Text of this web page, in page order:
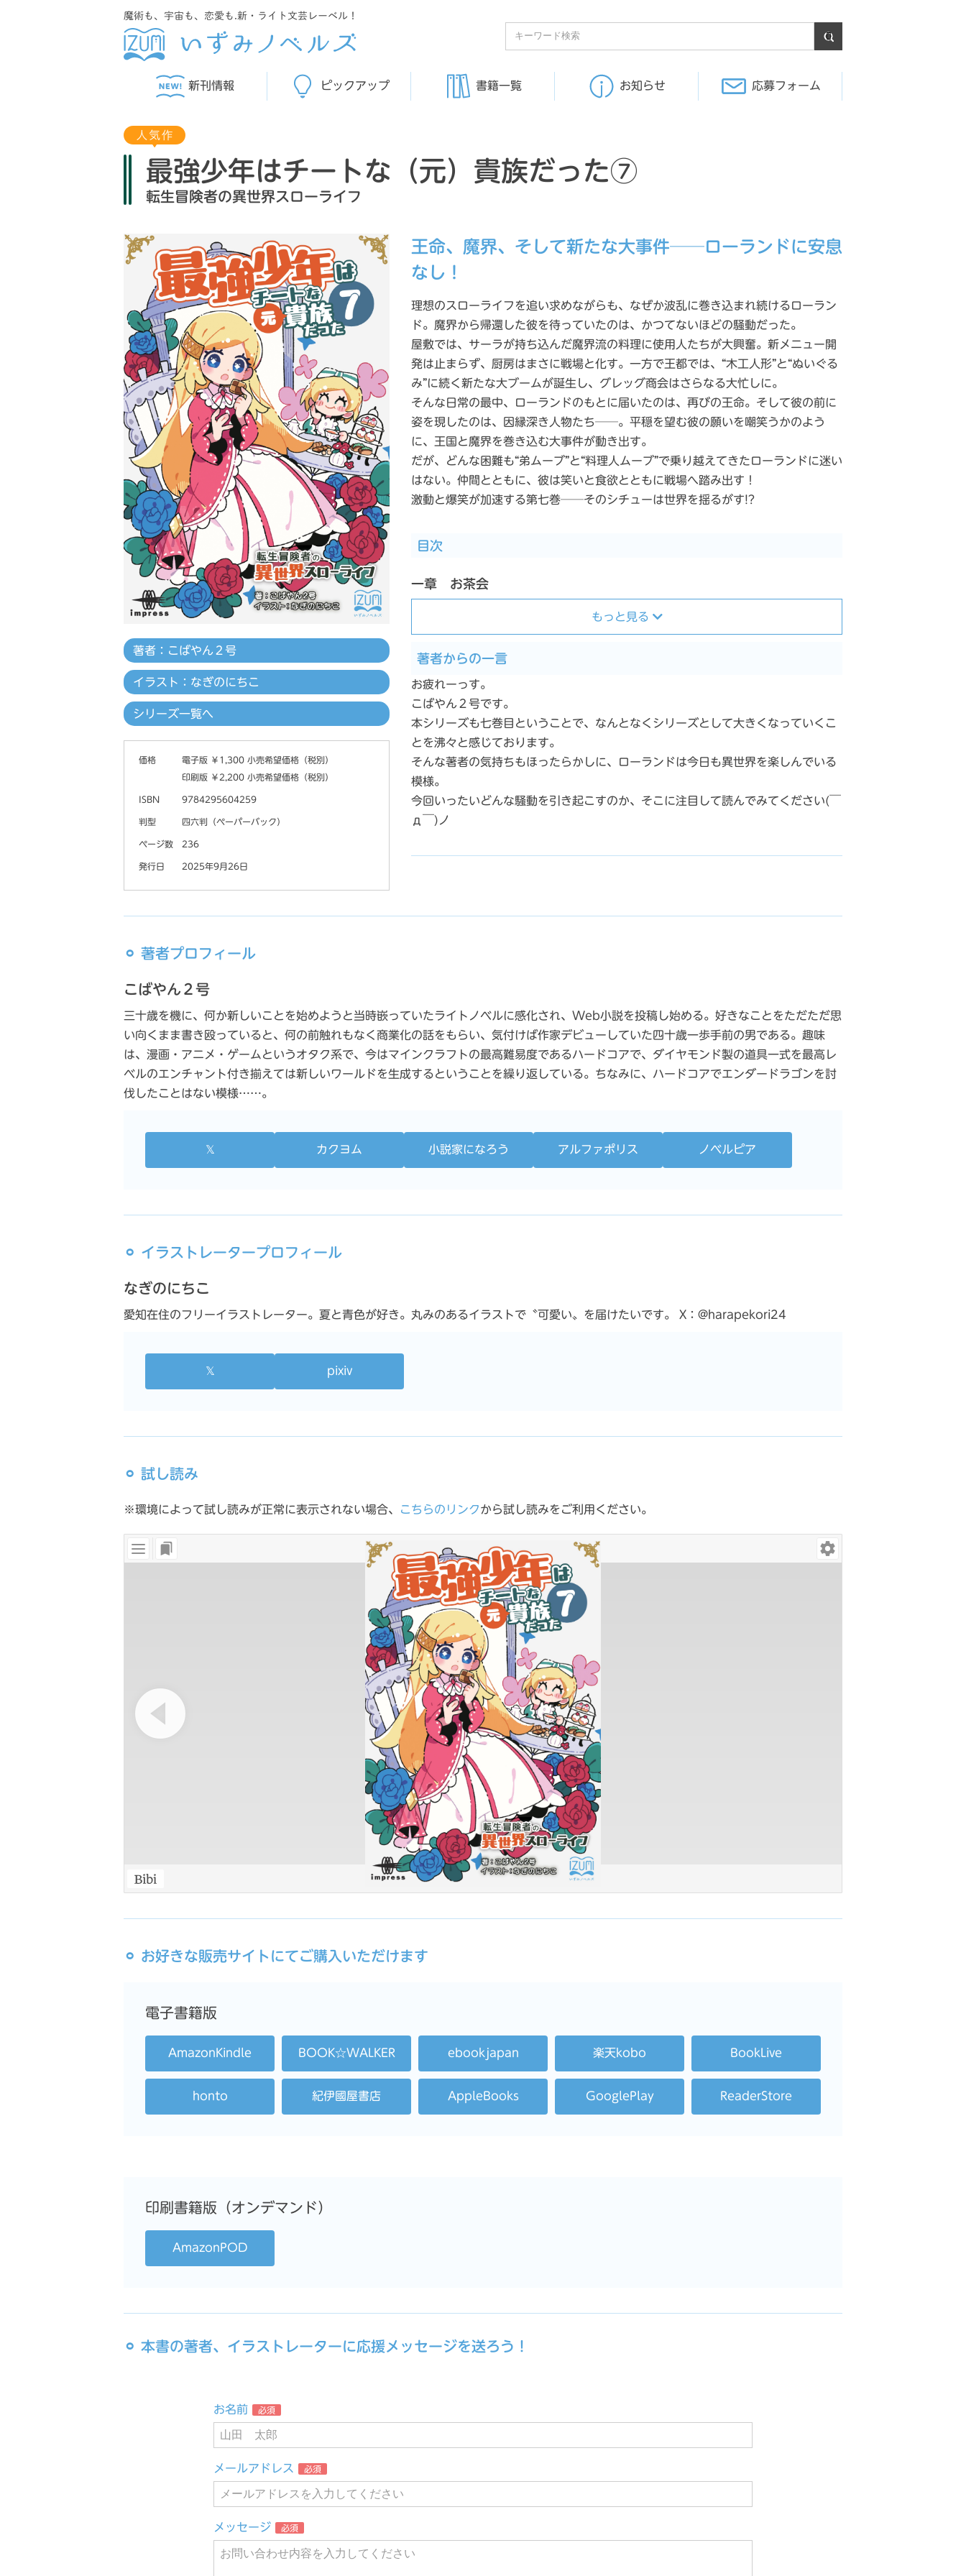
魔術も、宇宙も、恋愛も.新・ライト文芸レーベル！
新刊情報 ピックアップ 書籍一覧 お知らせ 応募フォーム
最強少年はチートな（元）貴族だった⑦
転生冒険者の異世界スローライフ
王命、魔界、そして新たな大事件──ローランドに安息
なし！
理想のスローライフを追い求めながらも、なぜか波乱に巻き込まれ続けるローラン
ド。魔界から帰還した彼を待っていたのは、かつてないほどの騒動だった。
屋敷では、サーラが持ち込んだ魔界流の料理に使用人たちが大興奮。新メニュー開
発は止まらず、厨房はまさに戦場と化す。一方で王都では、“木工人形”と“ぬいぐる
み”に続く新たな大ブームが誕生し、グレッグ商会はさらなる大忙しに。
そんな日常の最中、ローランドのもとに届いたのは、再びの王命。そして彼の前に
姿を現したのは、因縁深き人物たち──。平穏を望む彼の願いを嘲笑うかのよう
に、王国と魔界を巻き込む大事件が動き出す。
だが、どんな困難も“弟ムーブ”と“料理人ムーブ”で乗り越えてきたローランドに迷い
はない。仲間とともに、彼は笑いと食欲とともに戦場へ踏み出す！
激動と爆笑が加速する第七巻──そのシチューは世界を揺るがす!?
目次
一章 お茶会
もっと見る
著者からの一言
お疲れーっす。
こばやん２号です。
本シリーズも七巻目ということで、なんとなくシリーズとして大きくなっていくこ
とを沸々と感じております。
そんな著者の気持ちもほったらかしに、ローランドは今日も異世界を楽しんでいる
模様。
今回いったいどんな騒動を引き起こすのか、そこに注目して読んでみてください(￣
д￣)ノ
著者：こばやん２号
イラスト：なぎのにちこ
シリーズ一覧へ
価格
電子版 ￥1,300 小売希望価格（税別）
印刷版 ￥2,200 小売希望価格（税別）
ISBN 9784295604259
判型 四六判（ペーパーバック）
ページ数 236
発行日 2025年9月26日
⚪︎ 著者プロフィール
こばやん２号
三十歳を機に、何か新しいことを始めようと当時嵌っていたライトノベルに感化され、Web小説を投稿し始める。好きなことをただただ思
い向くまま書き殴っていると、何の前触れもなく商業化の話をもらい、気付けば作家デビューしていた四十歳一歩手前の男である。趣味
は、漫画・アニメ・ゲームというオタク系で、今はマインクラフトの最高難易度であるハードコアで、ダイヤモンド製の道具一式を最高レ
ベルのエンチャント付き揃えては新しいワールドを生成するということを繰り返している。ちなみに、ハードコアでエンダードラゴンを討
伐したことはない模様……。
𝕏 カクヨム 小説家になろう アルファポリス ノベルピア
⚪︎ イラストレータープロフィール
なぎのにちこ
愛知在住のフリーイラストレーター。夏と青色が好き。丸みのあるイラストで〝可愛い〟を届けたいです。 X：@harapekori24
𝕏 pixiv
⚪︎ 試し読み
※環境によって試し読みが正常に表示されない場合、 こちらのリンクから試し読みをご利用ください。
⚪︎ お好きな販売サイトにてご購入いただけます
電子書籍版
AmazonKindle BOOK☆WALKER ebookjapan 楽天kobo BookLive
honto 紀伊國屋書店 AppleBooks GooglePlay ReaderStore
印刷書籍版（オンデマンド）
AmazonPOD
⚪︎ 本書の著者、イラストレーターに応援メッセージを送ろう！
お名前 必須
メールアドレス 必須
メッセージ 必須